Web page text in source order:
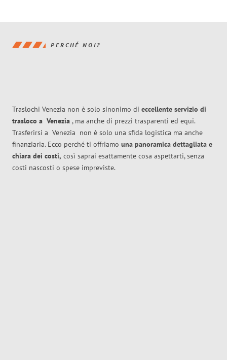
PERCHÉ NOI?
Traslochi Venezia non è solo sinonimo di eccellente servizio di
trasloco a Venezia , ma anche di prezzi trasparenti ed equi.
Trasferirsi a Venezia non è solo una sfida logistica ma anche
finanziaria. Ecco perché ti offriamo una panoramica dettagliata e
chiara dei costi, così saprai esattamente cosa aspettarti, senza
costi nascosti o spese impreviste.